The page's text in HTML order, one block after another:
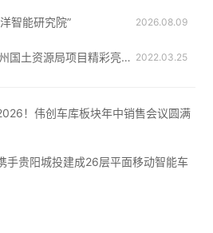
智能研究院” 2026.08.09
25层塔库！伟创停车徐州国土资源局项目精彩亮相！ 2022.03.25
！伟创车库板块年中销售会议圆满
手贵阳城投建成26层平面移动智能车